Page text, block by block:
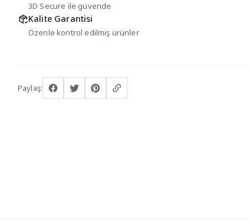
3D Secure ile güvende
Kalite Garantisi
Özenle kontrol edilmiş ürünler
Paylaş: